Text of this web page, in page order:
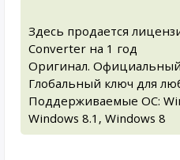
Здесь продается
Converter на 1 год
Оригинал.
Глобальный ключ для
Поддерживаемые ОС:
Windows 8.1, Windows 8